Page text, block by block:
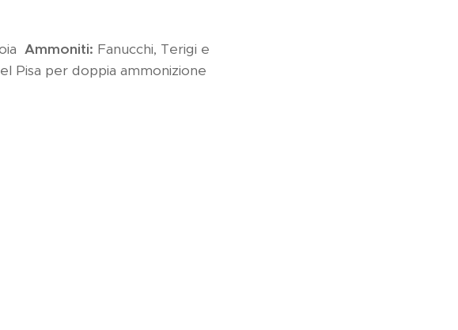
Ammoniti: Fanucchi, Terigi e
Pisa per doppia ammonizione